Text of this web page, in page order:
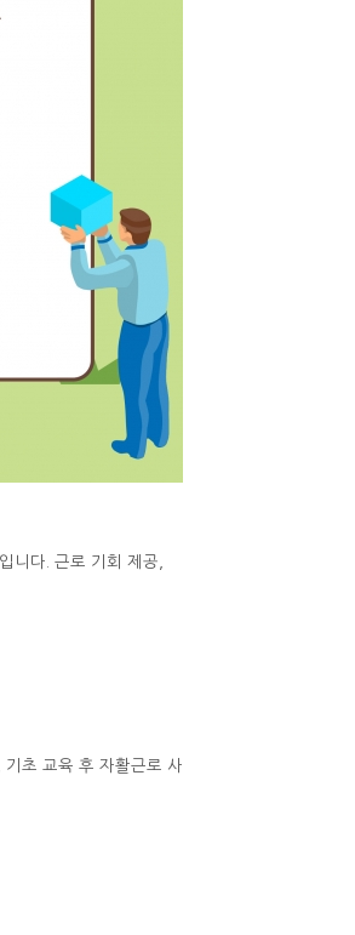
니다. 근로 기회 제공,
초 교육 후 자활근로 사